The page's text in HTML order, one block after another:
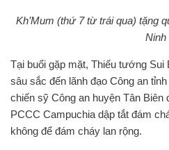
Kh’Mum (thứ 7 từ trái qua) tặng
Ninh
Tại buổi gặp mặt, Thiếu tướng
sâu sắc đến lãnh đạo Công an
chiến sỹ Công an huyện Tân
PCCC Campuchia dập tắt đám
không để đám cháy lan rộng.